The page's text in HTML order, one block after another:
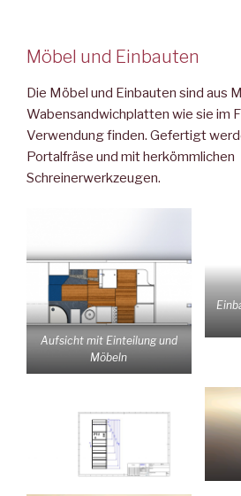
Möbel und Einbauten
Die Möbel und Einbauten sind aus
Wabensandwichplatten wie sie im
Verwendung finden. Gefertigt
Portalfräse und mit herkömmlichen
Schreinerwerkzeugen.
Aufsicht mit Einteilung und
Möbeln